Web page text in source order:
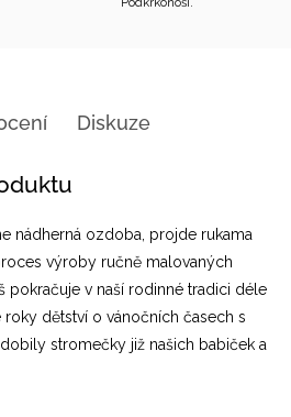
Diskuze
nádherná ozdoba, projde rukama
výroby ručně malovaných
v naší rodinné tradici déle
roky dětství o vánočních časech s
stromečky již našich babiček a